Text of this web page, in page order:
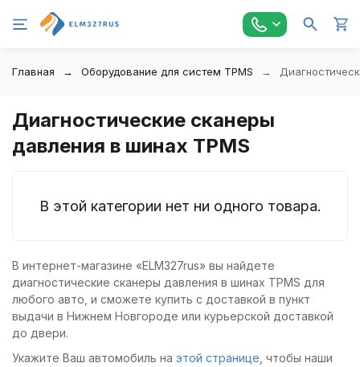
Главная Оборудование для систем TPMS
Диагностические сканеры
давления в шинах TPMS
В этой категории нет ни одного товара.
В интернет-магазине «ELM327rus» вы найдете
диагностические сканеры давления в шинах TPMS для
любого авто, и сможете купить с доставкой в пункт
выдачи в Нижнем Новгороде или курьерской доставкой
до двери.
Укажите Ваш автомобиль на этой странице , чтобы наши